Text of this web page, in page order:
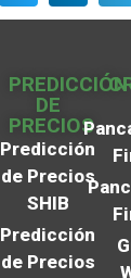
PREDICCIÓN
DE
PRECIOS
Predicción
de Precios
SHIB
Predicción
de Precios